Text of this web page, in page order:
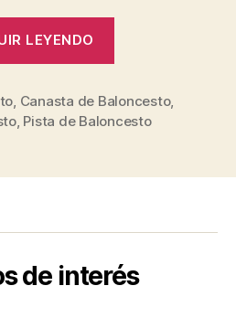
LEYENDO
de
Baloncesto”
, Canasta de Baloncesto,
, Pista de Baloncesto
de interés